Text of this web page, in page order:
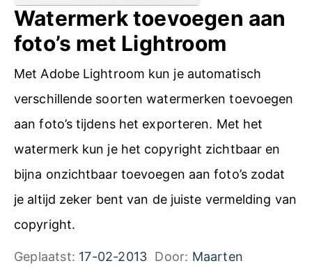
o
t
a
Watermerk toevoegen aan
foto’s met Lightroom
Met Adobe Lightroom kun je automatisch
verschillende soorten watermerken toevoegen
aan foto’s tijdens het exporteren. Met het
watermerk kun je het copyright zichtbaar en
bijna onzichtbaar toevoegen aan foto’s zodat
je altijd zeker bent van de juiste vermelding van
copyright.
Geplaatst: 17-02-2013 Door: Maarten